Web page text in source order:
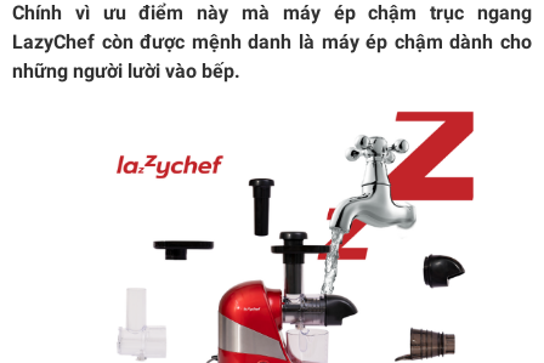
Chính vì ưu điểm này mà máy ép chậm trục ngang
LazyChef còn được mệnh danh là máy ép chậm dành cho
những người lười vào bếp.